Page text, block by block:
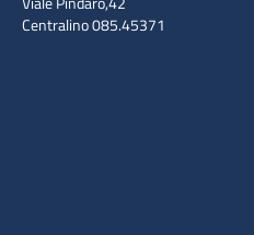
Centralino 085.45371